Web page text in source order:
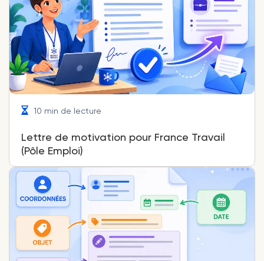
10 min de lecture
Lettre de motivation pour France Travail
(Pôle Emploi)